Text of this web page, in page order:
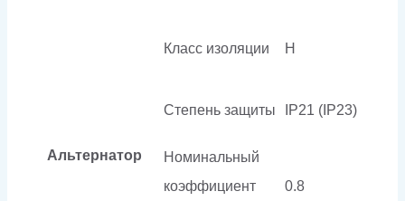
Альтернатор
Класс изоляции H
Степень защиты IP21 (IP23)
Номинальный
коэффициент
0.8